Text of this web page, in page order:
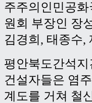
주주의인민공
원회 부장인 장
김경희, 태종수,
평안북도간석
건설자들은 염
계도를 거쳐 철